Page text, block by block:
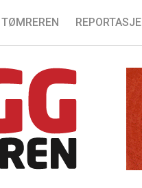
TØMREREN REPORTASJE